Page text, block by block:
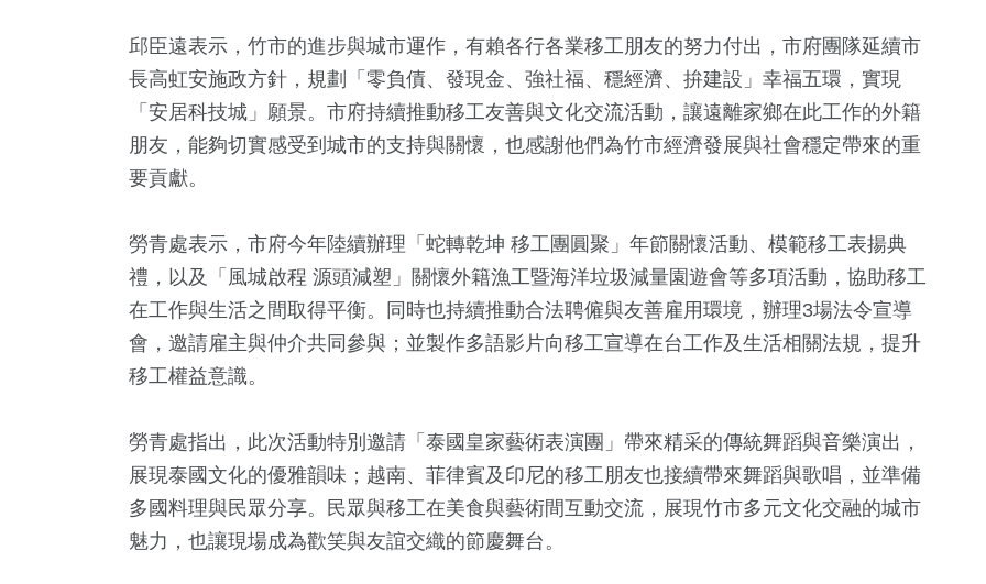
邱臣遠表示，竹市的進步與城市運作，有賴各行各業移工朋友的努力付出，市府團隊延續市
長高虹安施政方針，規劃「零負債、發現金、強社福、穩經濟、拚建設」幸福五環，實現
「安居科技城」願景。市府持續推動移工友善與文化交流活動，讓遠離家鄉在此工作的外籍
朋友，能夠切實感受到城市的支持與關懷，也感謝他們為竹市經濟發展與社會穩定帶來的重
要貢獻。
勞青處表示，市府今年陸續辦理「蛇轉乾坤 移工團圓聚」年節關懷活動、模範移工表揚典
禮，以及「風城啟程 源頭減塑」關懷外籍漁工暨海洋垃圾減量園遊會等多項活動，協助移工
在工作與生活之間取得平衡。同時也持續推動合法聘僱與友善雇用環境，辦理3場法令宣導
會，邀請雇主與仲介共同參與；並製作多語影片向移工宣導在台工作及生活相關法規，提升
移工權益意識。
勞青處指出，此次活動特別邀請「泰國皇家藝術表演團」帶來精采的傳統舞蹈與音樂演出，
展現泰國文化的優雅韻味；越南、菲律賓及印尼的移工朋友也接續帶來舞蹈與歌唱，並準備
多國料理與民眾分享。民眾與移工在美食與藝術間互動交流，展現竹市多元文化交融的城市
魅力，也讓現場成為歡笑與友誼交織的節慶舞台。
+ 2+
福建林公信俗文
1168+ 70+
影視
40+
兩岸道教文化交
流專區
14 +
海峽論壇專區
36
2024立委選